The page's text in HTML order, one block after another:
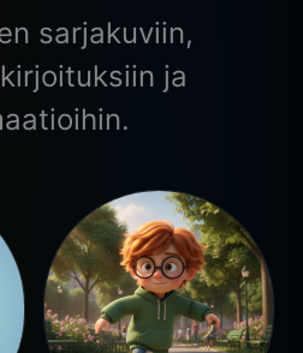
sarjakuviin,
ja